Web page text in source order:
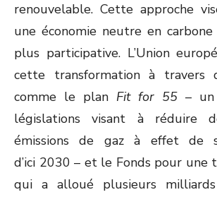
renouvelable. Cette approche
une économie neutre en
plus participative. L’Union
cette transformation à travers
comme le plan Fit for 55– un
législations visant à réduire
émissions de gaz à effet de
d’ici 2030 – et le Fonds pour une
qui a alloué plusieurs